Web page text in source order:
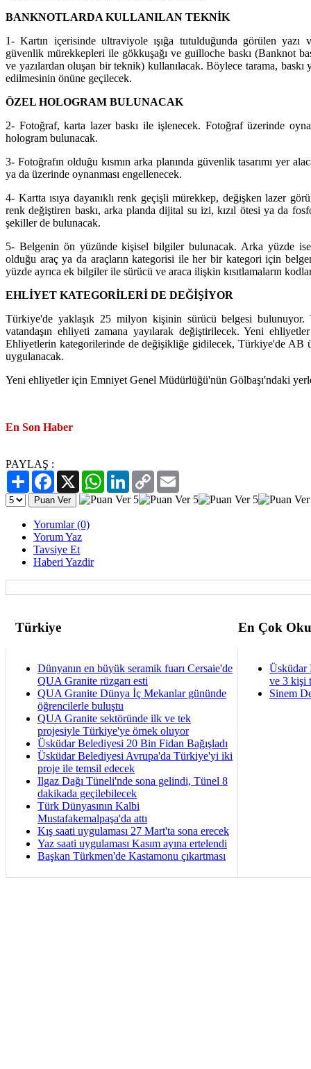
BANKNOTLARDA KULLANILAN TEKNİK
1- Kartın içerisinde ultraviyole ışığa tutulduğunda görülen
güvenlik mürekkepleri ile gökkuşağı ve guilloche baskı (Banknot
ve yazılardan oluşan bir teknik) kullanılacak. Böylece tarama,
edilmesinin önüne geçilecek.
ÖZEL HOLOGRAM BULUNACAK
2- Fotoğraf, karta lazer baskı ile işlenecek. Fotoğraf üzerinde
hologram bulunacak.
3- Fotoğrafın olduğu kısmın arka planında güvenlik tasarımı yer
ya da üzerinde oynanması engellenecek.
4- Kartta ısıya dayanıklı renk geçişli mürekkep, değişken lazer
renk değiştiren baskı, arka planda dijital su izi, kızıl ötesi ya da
şekiller de bulunacak.
5- Belgenin ön yüzünde kişisel bilgiler bulunacak. Arka yüzde
olduğu araç ya da araçların kategorisi ile her bir kategori için
yüzde ayrıca ek bilgiler ile sürücü ve araca ilişkin kısıtlamaların
EHLİYET KATEGORİLERİ DE DEĞİŞİYOR
Türkiye'de yaklaşık 25 milyon kişinin sürücü belgesi bulunuyor.
vatandaşın ehliyeti zamana yayılarak değiştirilecek. Yeni
Ehliyetlerin kategorilerinde de değişikliğe gidilecek, Türkiye'de AB
uygulanacak.
Yeni ehliyetler için Emniyet Genel Müdürlüğü'nün Gölbaşı'ndaki
En Son Haber
PAYLAŞ :
PaylaşFacebook
X WhatsAppLinkedIn
Copy
Link
Yorumlar (0)
Yorum Yaz
Tavsiye Et
Haberi Yazdir
Türkiye En Çok
Dünyanın en büyük seramik fuarı Cersaie'de
QUA Granite rüzgarı esti
QUA Granite Dünya İç Mekanlar gününde
öğrencilerle buluştu
QUA Granite sektöründe ilk ve tek
projesiyle Türkiye'ye örnek oluyor
Üsküdar Belediyesi 20 Bin Fidan Bağışladı
Üsküdar Belediyesi Avrupa'da Türkiye'yi iki
proje ile temsil edecek
Ilgaz Dağı Tüneli'nde sona gelindi, Tünel 8
dakikada geçilebilecek
Türk Dünyasının Kalbi
Mustafakemalpaşa'da attı
Kış saati uygulaması 27 Mart'ta sona erecek
Yaz saati uygulaması Kasım ayına ertelendi
Başkan Türkmen'de Kastamonu çıkartması
Üsküdar
ve 3 kişi
Sinem